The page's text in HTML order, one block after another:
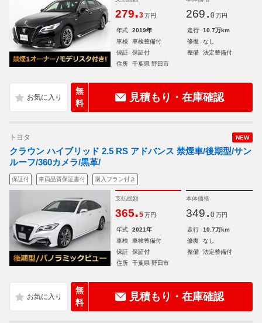
279.3 万円 269. 0 万円
年式 2019年 走行
10.7万km
車検
車検整備付 修復
なし
保証
保証付 整備
法定整備付
住所
千葉県 野田市
無
料
見積もり・在庫確認
NEW
トヨタ
クラウン ハイブリッド 2.5 RS アドバンス 禁煙車/後期型/サン
ルーフ/360カメラ/黒革/
保証付 車両品質保証書付 購入プラン付き
支払総額
365.5 万円
本体価格
349. 0 万円
年式 2021年 走行
10.7万km
車検
車検整備付 修復
なし
保証
保証付 整備
法定整備付
住所
千葉県 野田市
無
料
見積もり・在庫確認